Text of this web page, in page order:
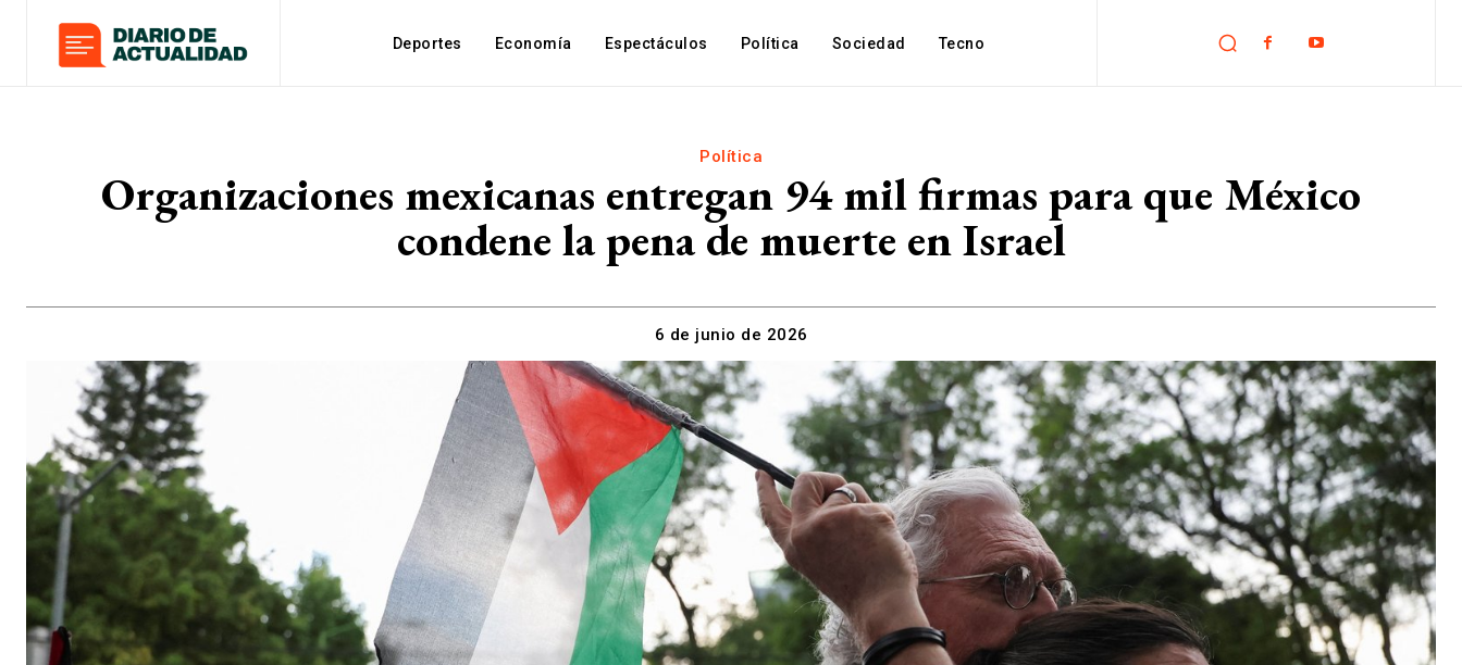
Deportes Economía Espectáculos Política Sociedad Tecno
Política
Organizaciones mexicanas entregan 94 mil firmas para que México
condene la pena de muerte en Israel
6 de junio de 2026